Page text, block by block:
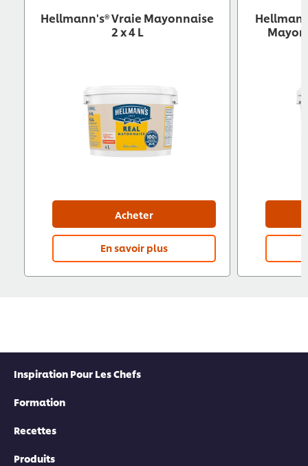
Hellmann's® Vraie Mayonnaise
2 x 4 L
Acheter
En savoir plus
Inspiration Pour Les Chefs
Formation
Recettes
Produits